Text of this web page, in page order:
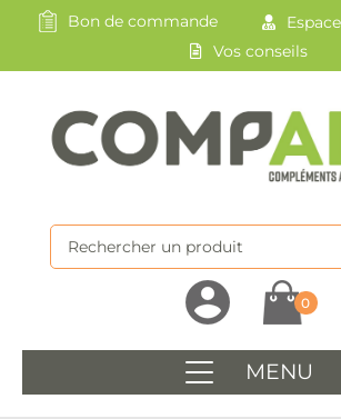
Bon de commande
Vos conseils
0
MENU